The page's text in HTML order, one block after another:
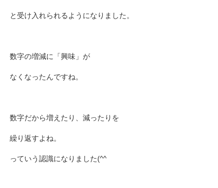
と受け入れられるようになりました。
数字の増減に「興味」が
なくなったんですね。
数字だから増えたり、減ったりを
繰り返すよね。
っていう認識になりました(^^ゞ